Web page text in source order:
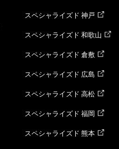
スペシャライズド 神戸
スペシャライズド 和歌山
スペシャライズド 倉敷
スペシャライズド 広島
スペシャライズド 高松
スペシャライズド 福岡
スペシャライズド 熊本